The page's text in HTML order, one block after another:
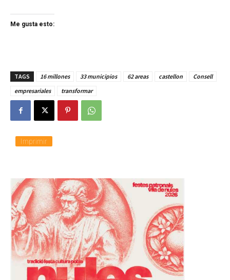
Me gusta esto:
TAGS 16 millones 33 municipios 62 areas castellon
Consell
empresariales
transformar
Imprimir